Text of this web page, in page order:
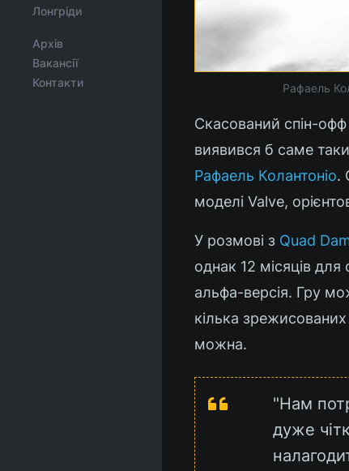
Лонгріди
Архів
Вакансії
Контакти
Рафаель
Скасований спін-
виявився б саме
Рафаель Колантоніо.
моделі Valve,
У розмові з Quad
однак 12 місяців
альфа-версія. Гру
кілька
можна.
"Нам
дуже